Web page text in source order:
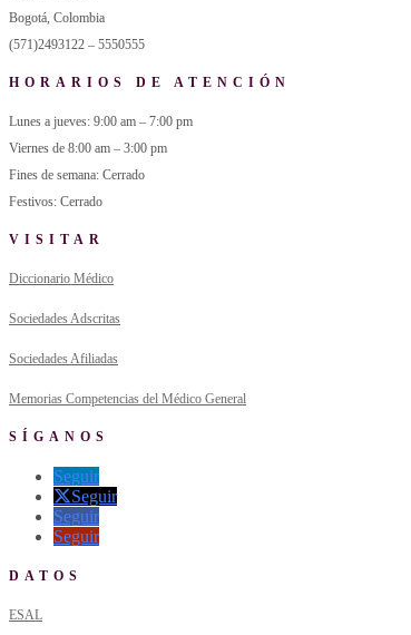
Bogotá, Colombia
(571)2493122 – 5550555
HORARIOS DE ATENCIÓN
Lunes a jueves: 9:00 am – 7:00 pm
Viernes de 8:00 am – 3:00 pm
Fines de semana: Cerrado
Festivos: Cerrado
VISITAR
Diccionario Médico
Sociedades Adscritas
Sociedades Afiliadas
Memorias Competencias del Médico General
SÍGANOS
Seguir
Seguir
Seguir
Seguir
DATOS
ESAL